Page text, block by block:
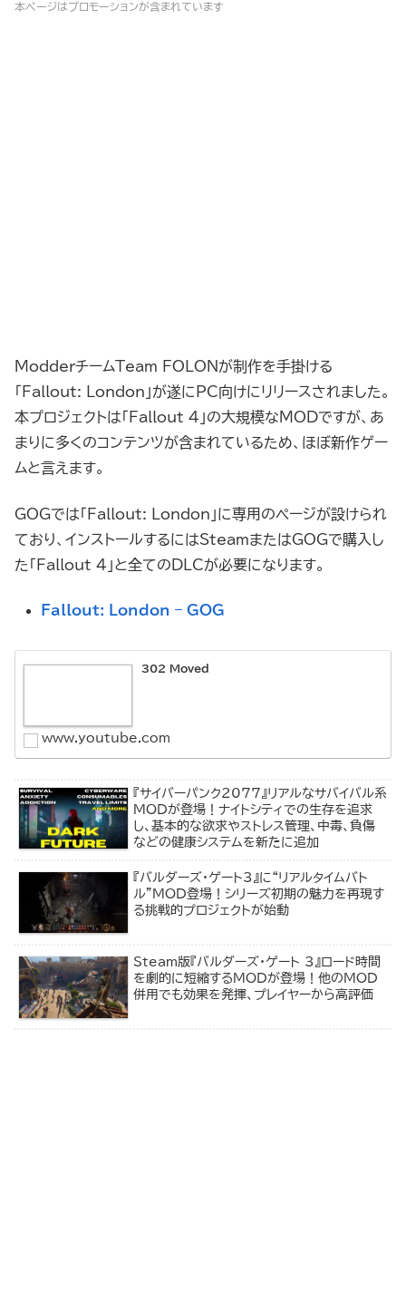
本ページはプロモーションが含まれています
ModderチームTeam FOLONが制作を手掛ける
「Fallout: London」が遂にPC向けにリリースされました。
本プロジェクトは「Fallout 4」の大規模なMODですが、あ
まりに多くのコンテンツが含まれているため、ほぼ新作ゲー
ムと言えます。
GOGでは「Fallout: London」に専用のページが設けられ
ており、インストールするにはSteamまたはGOGで購入し
た「Fallout 4」と全てのDLCが必要になります。
Fallout: London – GOG
302 Moved
www.youtube.com
『サイバーパンク2077』リアルなサバイバル系
MODが登場！ナイトシティでの生存を追求
し、基本的な欲求やストレス管理、中毒、負傷
などの健康システムを新たに追加
『バルダーズ・ゲート3』に“リアルタイムバト
ル”MOD登場！シリーズ初期の魅力を再現す
る挑戦的プロジェクトが始動
Steam版『バルダーズ・ゲート 3』ロード時間
を劇的に短縮するMODが登場！他のMOD
併用でも効果を発揮、プレイヤーから高評価